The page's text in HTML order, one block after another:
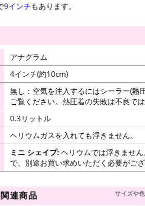
9インチもあります。
アナグラム
4インチ(約10cm)
無し：空気を注入するにはシーラー(熱
ご覧ください。熱圧着の失敗は不良で
0.3リットル
ヘリウムガスを入れても浮きません。
ミニ シェイプ:ヘリウムでは浮きませ
で、別途お買い求めいただく必要がござ
連商品 サイズや